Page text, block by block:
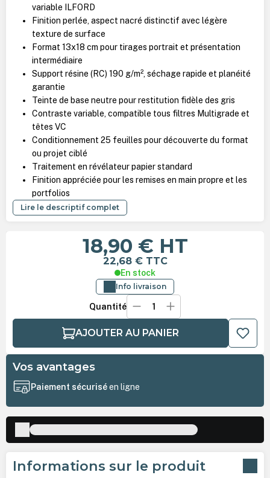
variable ILFORD
Finition perlée, aspect nacré distinctif avec légère
texture de surface
Format 13x18 cm pour tirages portrait et présentation
intermédiaire
Support résine (RC) 190 g/m², séchage rapide et planéité
garantie
Teinte de base neutre pour restitution fidèle des gris
Contraste variable, compatible tous filtres Multigrade et
têtes VC
Conditionnement 25 feuilles pour découverte du format
ou projet ciblé
Traitement en révélateur papier standard
Finition appréciée pour les remises en main propre et les
portfolios
Lire le descriptif complet
18,90 € HT
22,68 € TTC
En stock
Info livraison
Quantité
AJOUTER AU PANIER
Vos avantages
Paiement sécuriséen ligne
Informations sur le produit